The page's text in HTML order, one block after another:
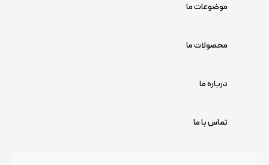
موضوعات ما
محصولات ما
درباره ما
تماس با ما